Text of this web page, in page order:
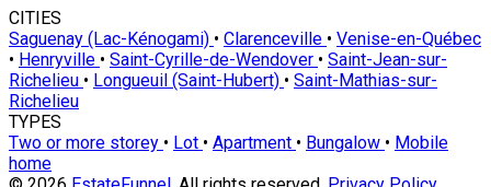
CITIES
Saguenay (Lac-Kénogami) • Clarenceville • Venise-en-Québec
• Henryville • Saint-Cyrille-de-Wendover • Saint-Jean-sur-
Richelieu • Longueuil (Saint-Hubert) • Saint-Mathias-sur-
Richelieu
TYPES
Two or more storey • Lot • Apartment • Bungalow • Mobile
home